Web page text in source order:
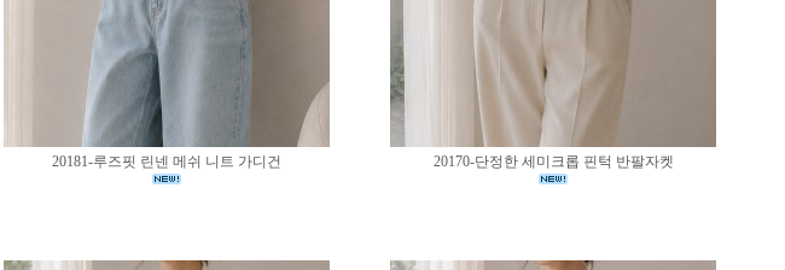
20181-루즈핏 린넨 메쉬 니트 가디건 20170-단정한 세미크롭 핀턱 반팔자켓